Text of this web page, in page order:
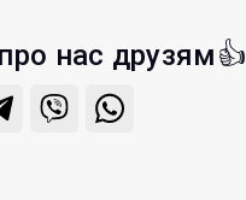
нас друзям👍